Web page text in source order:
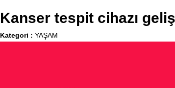
Kanser tespit cihazı
Kategori : YAŞAM